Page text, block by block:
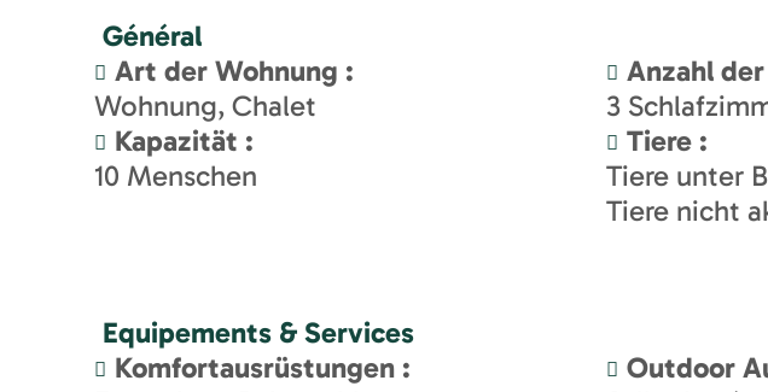
Général
Art der Wohnung :
Wohnung Chalet
Kapazität :
10 Menschen
Anzahl
3
Tiere :
Tiere unter
Tiere nicht
Equipements & Services
Komfortausrüstungen :
Outdoor